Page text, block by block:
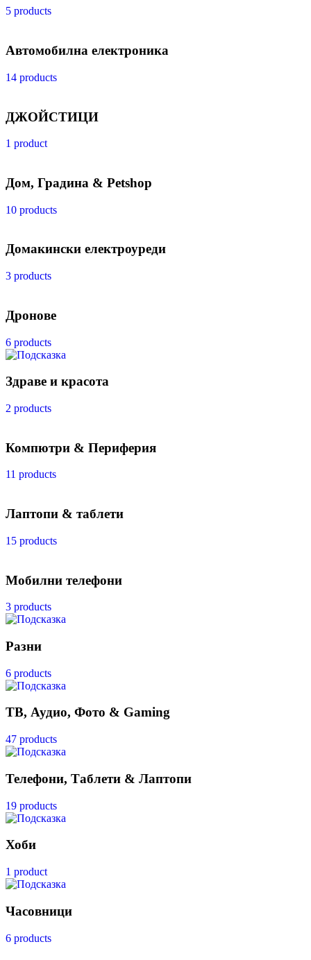
5 products
Автомобилна електроника
14 products
ДЖОЙСТИЦИ
1 product
Дом, Градина & Petshop
10 products
Домакински електроуреди
3 products
Дронове
6 products
Здраве и красота
2 products
Компютри & Периферия
11 products
Лаптопи & таблети
15 products
Мобилни телефони
3 products
Разни
6 products
ТВ, Аудио, Фото & Gaming
47 products
Телефони, Таблети & Лаптопи
19 products
Хоби
1 product
Часовници
6 products